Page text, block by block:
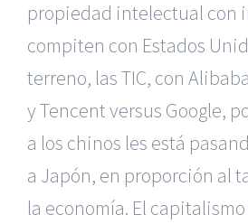
propiedad intelectual con
compiten con Estados
terreno, las TIC, con
y Tencent versus Google,
a los chinos les está
a Japón, en proporción al
la economía. El